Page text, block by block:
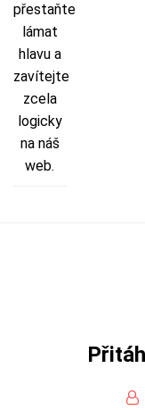
přestaňte
lámat
hlavu a
zavítejte
zcela
logicky
na náš
web.